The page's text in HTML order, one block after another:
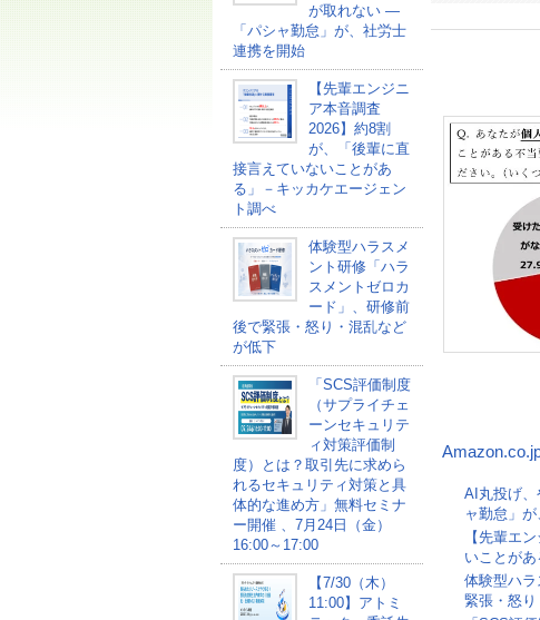
が取れない ―
「パシャ勤怠」が、社労士
連携を開始
【先輩エンジニ
ア本音調査
2026】約8割
が、「後輩に直
接言えていないことがあ
る」－キッカケエージェン
ト調べ
体験型ハラスメ
ント研修「ハラ
スメントゼロカ
ード」、研修前
後で緊張・怒り・混乱など
が低下
「SCS評価制度
（サプライチェ
ーンセキュリテ
ィ対策評価制
度）とは？取引先に求めら
れるセキュリティ対策と具
体的な進め方」無料セミナ
ー開催 、7月24日（金）
16:00～17:00
【7/30（木）
11:00】アトミ
AI丸投げ
ャ勤怠」
【先輩エ
いことが
体験型ハ
緊張・怒